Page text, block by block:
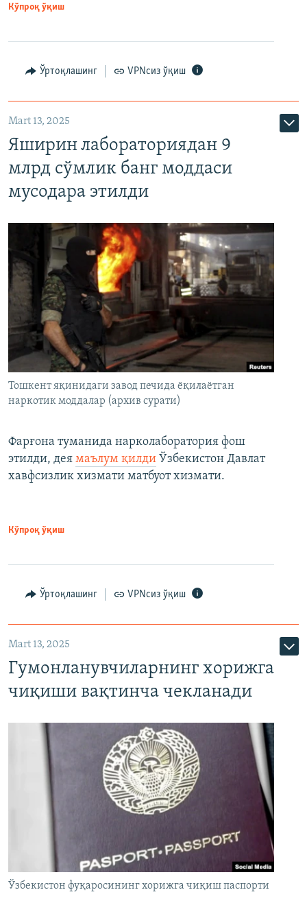
Кўпроқ ўқиш
Ўртоқлашинг VPNсиз ўқиш
Mart 13, 2025
Яширин лабораториядан 9
млрд сўмлик банг моддаси
мусодара этилди
Тошкент яқинидаги завод печида ёқилаётган
наркотик моддалар (архив сурати)
Фарғона туманида нарколаборатория фош
этилди, дея маълум қилди Ўзбекистон Давлат
хавфсизлик хизмати матбуот хизмати.
Кўпроқ ўқиш
Ўртоқлашинг VPNсиз ўқиш
Mart 13, 2025
Гумонланувчиларнинг хорижга
чиқиши вақтинча чекланади
Ўзбекистон фуқаросининг хорижга чиқиш паспорти